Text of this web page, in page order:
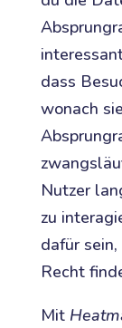
dass
wonach
Nutzer
zu
dafür
Recht
Mit